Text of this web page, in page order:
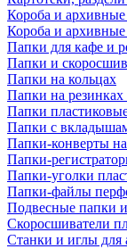
Короба и
Короба и
Папки для кафе и
Папки и
Папки на кольцах
Папки на резинках
Папки
Папки с
Папки-конверты
Папки-
Папки-уголки
Папки-файлы
Подвесные папки и
Скоросшиватели
Станки и иглы для